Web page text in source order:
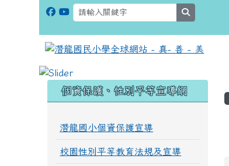
個資保護、性別平等宣導網
潛龍國小個資保護宣導
校園性別平等教育法規及宣導